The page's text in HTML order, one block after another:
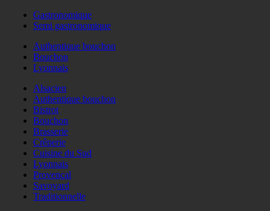
Gastronomique
Semi gastronomique
Authentique bouchon
Bouchon
Lyonnais
Alsacien
Authentique bouchon
Bistrot
Bouchon
Brasserie
Crêperie
Cuisine du Sud
Lyonnais
Provençal
Savoyard
Traditionnelle